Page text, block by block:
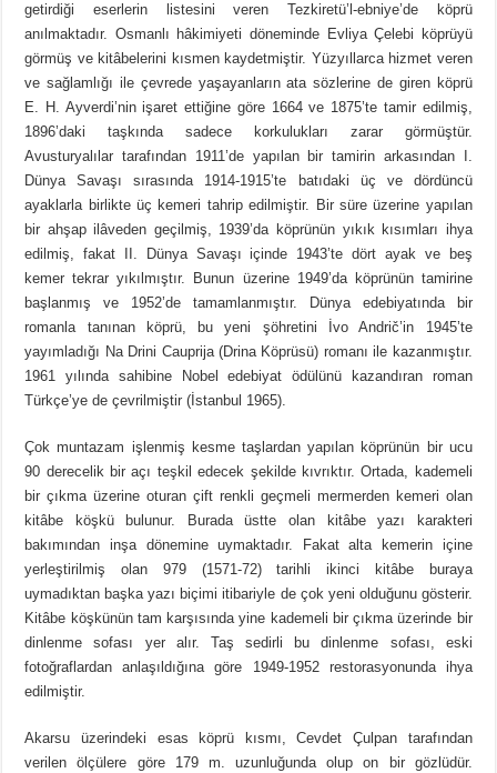
getirdiği eserlerin listesini veren Tezkiretü’l-ebniye’de köprü
anılmaktadır. Osmanlı hâkimiyeti döneminde Evliya Çelebi köprüyü
görmüş ve kitâbelerini kısmen kaydetmiştir. Yüzyıllarca hizmet veren
ve sağlamlığı ile çevrede yaşayanların ata sözlerine de giren köprü
E. H. Ayverdi’nin işaret ettiğine göre 1664 ve 1875’te tamir edilmiş,
1896’daki taşkında sadece korkulukları zarar görmüştür.
Avusturyalılar tarafından 1911’de yapılan bir tamirin arkasından I.
Dünya Savaşı sırasında 1914-1915’te batıdaki üç ve dördüncü
ayaklarla birlikte üç kemeri tahrip edilmiştir. Bir süre üzerine yapılan
bir ahşap ilâveden geçilmiş, 1939’da köprünün yıkık kısımları ihya
edilmiş, fakat II. Dünya Savaşı içinde 1943’te dört ayak ve beş
kemer tekrar yıkılmıştır. Bunun üzerine 1949’da köprünün tamirine
başlanmış ve 1952’de tamamlanmıştır. Dünya edebiyatında bir
romanla tanınan köprü, bu yeni şöhretini İvo Andrič’in 1945’te
yayımladığı Na Drini Cauprija (Drina Köprüsü) romanı ile kazanmıştır.
1961 yılında sahibine Nobel edebiyat ödülünü kazandıran roman
Türkçe’ye de çevrilmiştir (İstanbul 1965).
Çok muntazam işlenmiş kesme taşlardan yapılan köprünün bir ucu
90 derecelik bir açı teşkil edecek şekilde kıvrıktır. Ortada, kademeli
bir çıkma üzerine oturan çift renkli geçmeli mermerden kemeri olan
kitâbe köşkü bulunur. Burada üstte olan kitâbe yazı karakteri
bakımından inşa dönemine uymaktadır. Fakat alta kemerin içine
yerleştirilmiş olan 979 (1571-72) tarihli ikinci kitâbe buraya
uymadıktan başka yazı biçimi itibariyle de çok yeni olduğunu gösterir.
Kitâbe köşkünün tam karşısında yine kademeli bir çıkma üzerinde bir
dinlenme sofası yer alır. Taş sedirli bu dinlenme sofası, eski
fotoğraflardan anlaşıldığına göre 1949-1952 restorasyonunda ihya
edilmiştir.
Akarsu üzerindeki esas köprü kısmı, Cevdet Çulpan tarafından
verilen ölçülere göre 179 m. uzunluğunda olup on bir gözlüdür.